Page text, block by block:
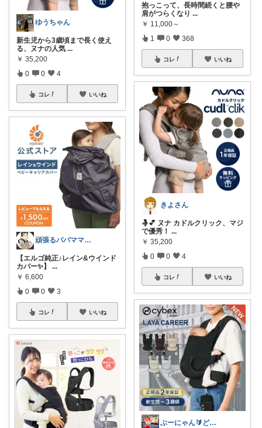
ゆうちゃん
新生児から3歳頃まで長く使え
る、ヌナの人気 ...
￥ 35,200
0 0 4
コレ いいね
頑張るパパママ応援隊@育児・子供用品紹介
【エルゴ純正♪レイン&ウインド
カバー✨】 ...
￥ 6,600
0 0 3
コレ いいね
抱っこって、長時間続くと腰や
肩がつらくなり ...
￥ 11,000～
1 0 368
コレ いいね
きよさん
🤱💕 ヌナ カドルクリック、マジ
で優秀！ ...
￥ 35,200
0 0 4
コレ いいね
ぶーにゃん🔰どうしたら売れるかな😭